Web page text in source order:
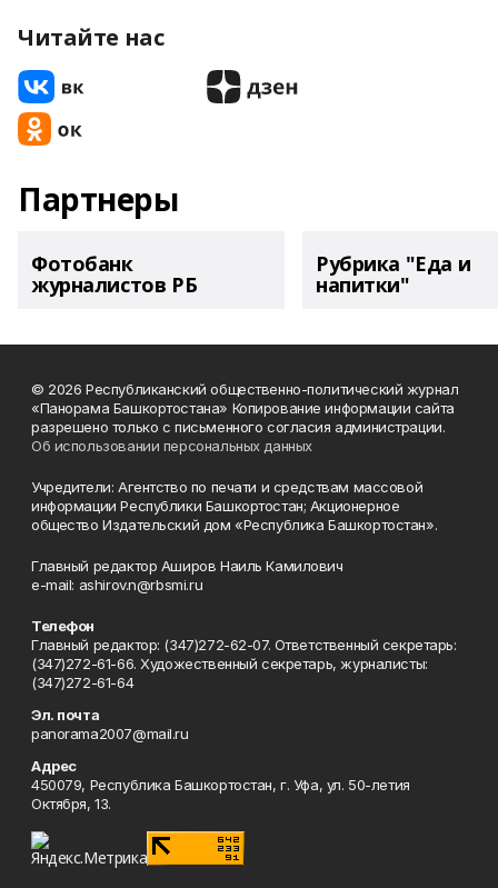
Читайте нас
Партнеры
Фотобанк
журналистов РБ
Рубрика "Еда и
напитки"
© 2026 Республиканский общественно-политический журнал
«Панорама Башкортостана» Копирование информации сайта
разрешено только с письменного согласия администрации.
Об использовании персональных данных
Учредители: Агентство по печати и средствам массовой
информации Республики Башкортостан; Акционерное
общество Издательский дом «Республика Башкортостан».
Главный редактор Аширов Наиль Камилович
e-mail: ashirov.n@rbsmi.ru
Телефон
Главный редактор: (347)272-62-07. Ответственный секретарь:
(347)272-61-66. Художественный секретарь, журналисты:
(347)272-61-64
Эл. почта
panorama2007@mail.ru
Адрес
450079, Республика Башкортостан, г. Уфа, ул. 50-летия
Октября, 13.